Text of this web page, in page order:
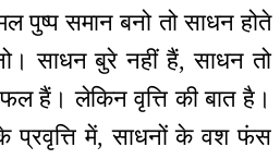
पुष्प समान बनो तो साधन होते
साधन बुरे नहीं हैं, साधन तो
हैं। लेकिन वृत्ति की बात है।
प्रवृत्ति में, साधनों के वश फंस